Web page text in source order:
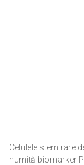
Celulele stem rare
numită biomarker